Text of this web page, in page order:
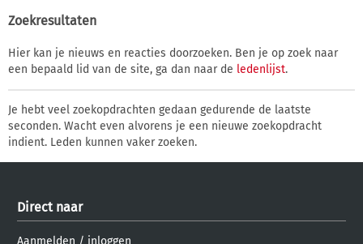
Zoekresultaten
Hier kan je nieuws en reacties doorzoeken. Ben je op zoek naar
een bepaald lid van de site, ga dan naar de ledenlijst.
Je hebt veel zoekopdrachten gedaan gedurende de laatste
seconden. Wacht even alvorens je een nieuwe zoekopdracht
indient. Leden kunnen vaker zoeken.
Direct naar
Aanmelden / inloggen